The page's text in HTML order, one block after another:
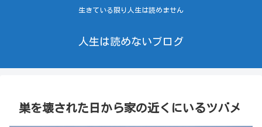
生きている限り人生は読めません
人生は読めないブログ
巣を壊された日から家の近くにいるツバメ